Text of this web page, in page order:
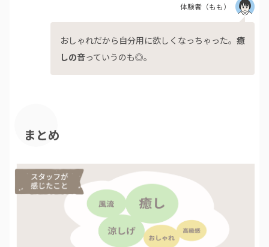
体験者 （もも）
おしゃれだから自分用に欲しくなっちゃった。 癒
しの音っていうのも◎。
まとめ